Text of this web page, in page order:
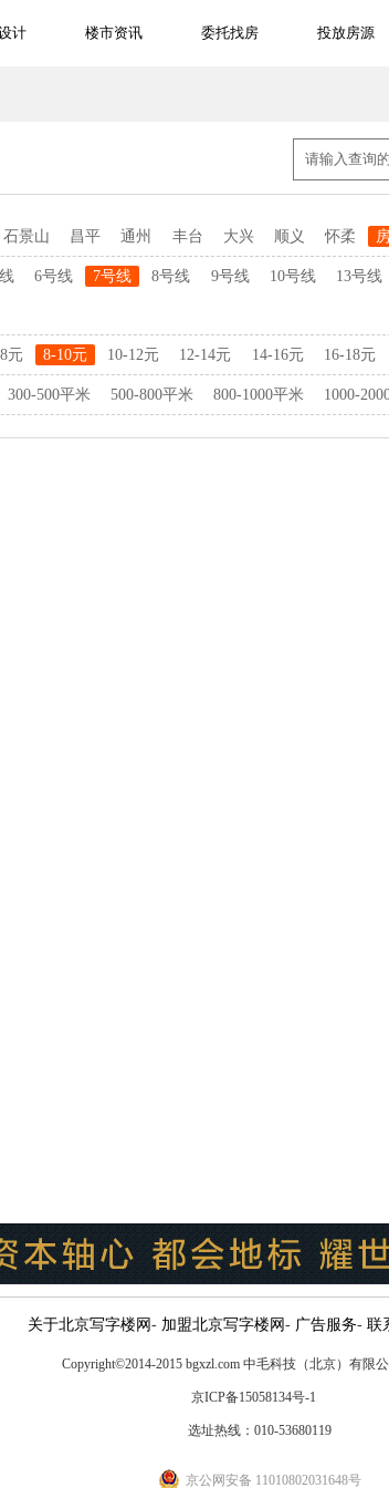
计 楼市资讯 委托找房 投放房源
石景山 昌平 通州 丰台 大兴 顺义 怀柔
6号线 7号线 8号线 9号线 10号线 13号线
元 8-10元 10-12元 12-14元 14-16元 16-18元
300-500平米 500-800平米 800-1000平米 1000-
关于北京写字楼网 - 加盟北京写字楼网 - 广告服务- 联
Copyright©2014-2015 bgxzl.com 中毛科技（北京）有限
京ICP备15058134号-1
选址热线：010-53680119
京公网安备 11010802031648号